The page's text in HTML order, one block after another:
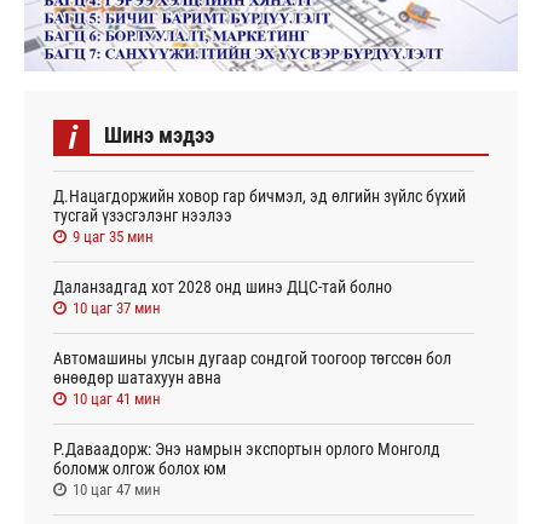
i Шинэ мэдээ
Д.Нацагдоржийн ховор гар бичмэл, эд өлгийн зүйлс бүхий
тусгай үзэсгэлэнг нээлээ
9 цаг 35 мин
Даланзадгад хот 2028 онд шинэ ДЦС-тай болно
10 цаг 37 мин
Автомашины улсын дугаар сондгой тоогоор төгссөн бол
өнөөдөр шатахуун авна
10 цаг 41 мин
Р.Даваадорж: Энэ намрын экспортын орлого Монголд
боломж олгож болох юм
10 цаг 47 мин